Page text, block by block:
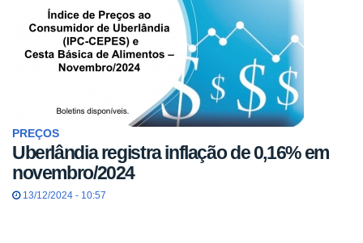
PREÇOS
Uberlândia registra inflação de 0,16% em
novembro/2024
13/12/2024 - 10:57